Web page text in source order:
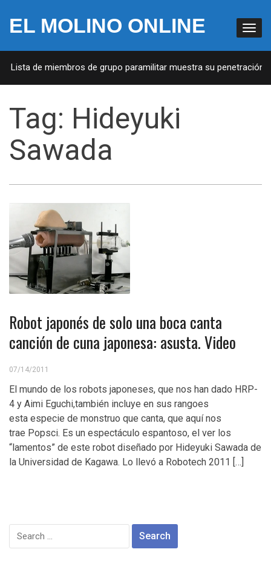
EL MOLINO ONLINE
Lista de miembros de grupo paramilitar muestra su penetración
Tag: Hideyuki
Sawada
Robot japonés de solo una boca canta
canción de cuna japonesa: asusta. Video
07/14/2011
El mundo de los robots japoneses, que nos han dado HRP-
4 y Aimi Eguchi,también incluye en sus rangoes
esta especie de monstruo que canta, que aquí nos
trae Popsci. Es un espectáculo espantoso, el ver los
“lamentos” de este robot diseñado por Hideyuki Sawada de
la Universidad de Kagawa. Lo llevó a Robotech 2011 […]
Search
for: